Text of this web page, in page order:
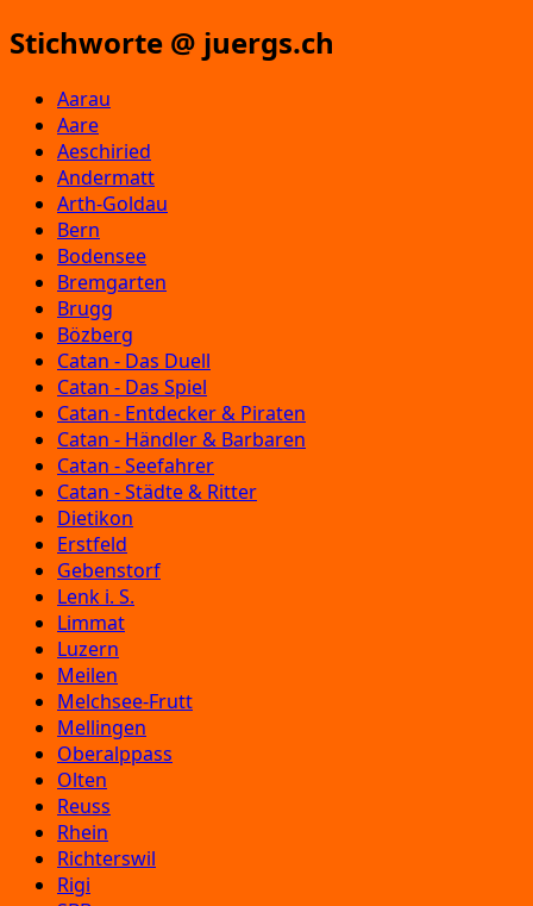
Stichworte @ juergs.ch
Aarau
Aare
Aeschiried
Andermatt
Arth-Goldau
Bern
Bodensee
Bremgarten
Brugg
Bözberg
Catan - Das Duell
Catan - Das Spiel
Catan - Entdecker & Piraten
Catan - Händler & Barbaren
Catan - Seefahrer
Catan - Städte & Ritter
Dietikon
Erstfeld
Gebenstorf
Lenk i. S.
Limmat
Luzern
Meilen
Melchsee-Frutt
Mellingen
Oberalppass
Olten
Reuss
Rhein
Richterswil
Rigi